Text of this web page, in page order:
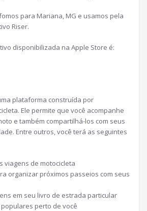
para Mariana, MG e usamos pela
Riser.
disponibilizada na Apple Store é:
plataforma construída por
Ele permite que você acompanhe
e também compartilhá-los com seus
Entre outros, você terá as seguintes
viagens de motocicleta
organizar próximos passeios com seus
em seu livro de estrada particular
perto de você